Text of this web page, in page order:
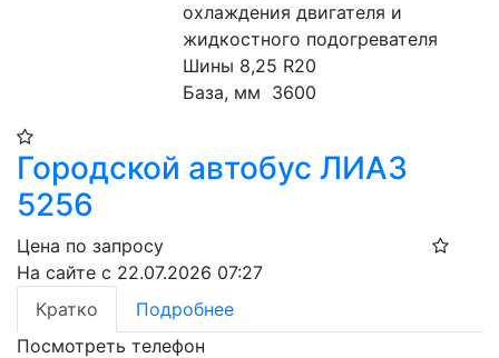
охлаждения двигателя и
жидкостного подогревателя
Шины 8,25 R20
База, мм  3600
Городской автобус ЛИАЗ
5256
Цена по запросу
На сайте с 22.07.2026 07:27
Кратко
Подробнее
Посмотреть телефон